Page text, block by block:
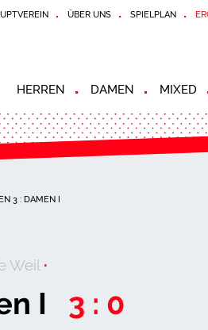
ÜBER UNS SPIELPLAN
HERREN DAMEN MIXED
3 : DAMEN I
Weil ·
I 3 : 0